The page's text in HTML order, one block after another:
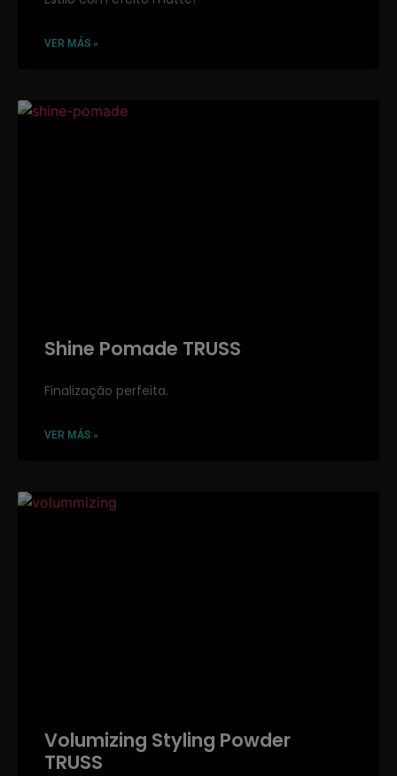
VER MÁS »
Shine Pomade TRUSS
Finalização perfeita.
VER MÁS »
Volumizing Styling Powder
TRUSS